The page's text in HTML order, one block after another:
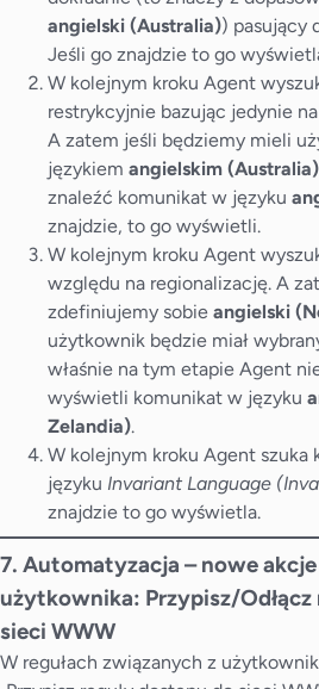
angielski (Australia)) pasujący
Jeśli go znajdzie to go
W kolejnym kroku Agent
restrykcyjnie bazując jedynie
A zatem jeśli będziemy mieli
językiem angielskim (Australia)
znaleźć komunikat w języku
znajdzie, to go wyświetli.
W kolejnym kroku Agent
względu na regionalizację. A
zdefiniujemy sobie angielski
użytkownik będzie miał
właśnie na tym etapie Agent
wyświetli komunikat w języku
Zelandia).
W kolejnym kroku Agent szuka
języku Invariant Language
znajdzie to go wyświetla.
7. Automatyzacja – nowe akcje
użytkownika: Przypisz/Odłącz
sieci WWW
W regułach związanych z